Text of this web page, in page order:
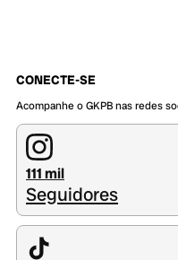
CONECTE-SE
Acompanhe o GKPB nas redes
111 mil
Seguidores